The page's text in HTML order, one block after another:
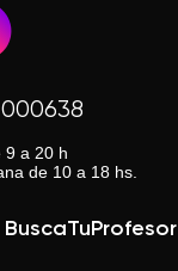
9 a 20 h
de 10 a 18 hs.